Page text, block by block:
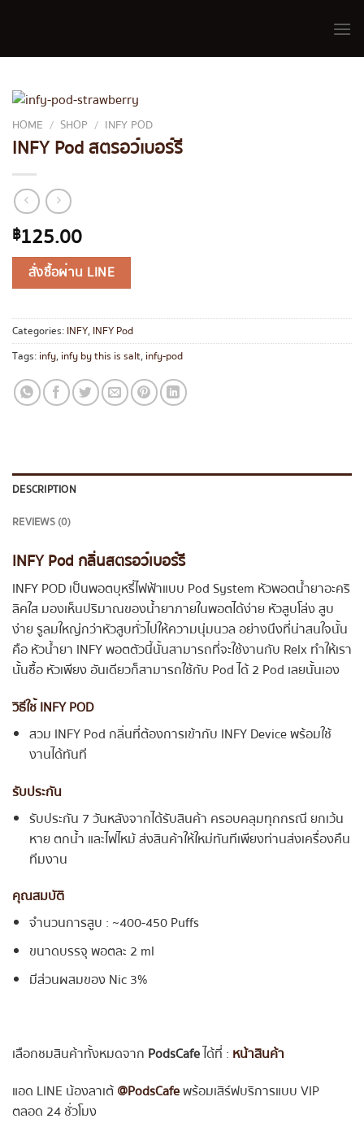
HOME / SHOP / INFY POD
INFY Pod สตรอว์เบอร์รี
฿125.00
สั่งซื้อผ่าน LINE
Categories: INFY, INFY Pod
Tags: infy, infy by this is salt, infy-pod
DESCRIPTION
REVIEWS (0)
INFY Pod กลิ่นสตรอว์เบอร์รี
INFY POD เป็นพอตบุหรี่ไฟฟ้าแบบ Pod System หัวพอตน้ำยาอะคริ
ลิคใส มองเห็นปริมาณของน้ำยาภายในพอตได้ง่าย หัวสูบโล่ง สูบ
ง่าย รูลมใหญ่กว่าหัวสูบทั่วไปให้ความนุ่มนวล อย่างนึงที่น่าสนใจนั้น
คือ หัวน้ำยา INFY พอตตัวนี้นั้นสามารถที่จะใช้งานกับ Relx ทำให้เรา
นั้นซื้อ หัวเพียง อันเดียวก็สามารถใช้กับ Pod ได้ 2 Pod เลยนั้นเอง
วิธีใช้ INFY POD
สวม INFY Pod กลิ่นที่ต้องการเข้ากับ INFY Device พร้อมใช้
งานได้ทันที
รับประกัน
รับประกัน 7 วันหลังจากได้รับสินค้า ครอบคลุมทุกกรณี ยกเว้น
หาย ตกน้ำ และไฟไหม้ ส่งสินค้าให้ใหม่ทันทีเพียงท่านส่งเครื่องคืน
ทีมงาน
คุณสมบัติ
จำนวนการสูบ : ~400-450 Puffs
ขนาดบรรจุ พอตละ 2 ml
มีส่วนผสมของ Nic 3%
เลือกชมสินค้าทั้งหมดจาก PodsCafeได้ที่ : หน้าสินค้า
แอด LINE น้องลาเต้@PodsCafeพร้อมเสิร์ฟบริการแบบ VIP
ตลอด 24 ชั่วโมง